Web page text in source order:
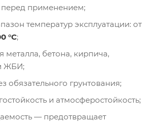
применением;
температур эксплуатации: от
°C;
металла, бетона, кирпича,
ЖБИ;
обязательного грунтования;
и атмосферостойкость;
— предотвращает